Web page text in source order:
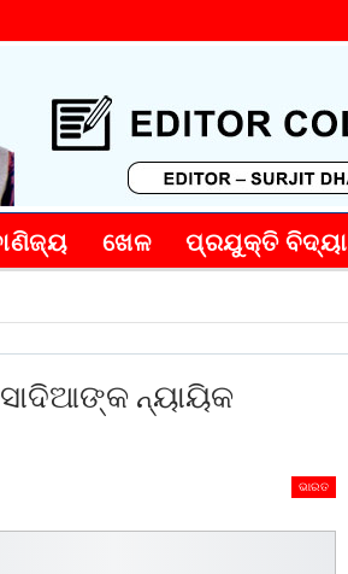
ଖେଳ ପ୍ରଯୁକ୍ତି ବିଦ୍ୟା
ନ୍ୟାୟିକ
ଭାରତ